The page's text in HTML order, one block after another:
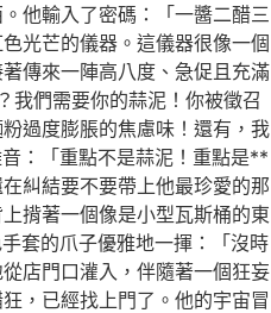
他輸入了密碼：「一醬二醋三
光芒的儀器。這儀器很像一個
傳來一陣高八度、急促且充滿
我們需要你的蒜泥！你被徵召
過度膨脹的焦慮味！還有，我
：「重點不是蒜泥！重點是**
糾結要不要帶上他最珍愛的那
揹著一個像是小型瓦斯桶的東
套的爪子優雅地一揮：「沒時
店門口灌入，伴隨著一個狂妄
，已經找上門了。他的宇宙冒